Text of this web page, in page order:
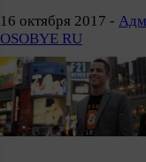
16 октября 2017 -
OSOBYE RU